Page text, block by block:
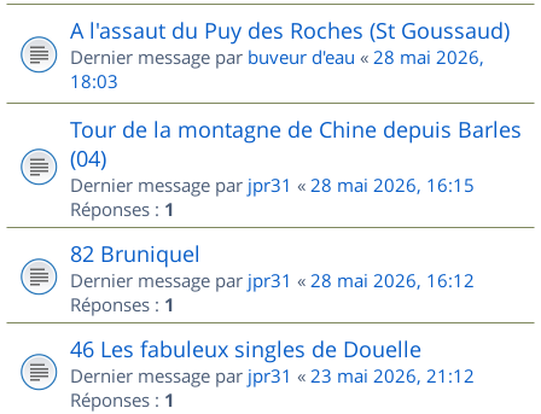
A l'assaut du Puy des Roches (St Goussaud)
Dernier message par buveur d'eau « 28 mai 2026,
18:03
Tour de la montagne de Chine depuis Barles
(04)
Dernier message par jpr31 « 28 mai 2026, 16:15
Réponses : 1
82 Bruniquel
Dernier message par jpr31 « 28 mai 2026, 16:12
Réponses : 1
46 Les fabuleux singles de Douelle
Dernier message par jpr31 « 23 mai 2026, 21:12
Réponses : 1